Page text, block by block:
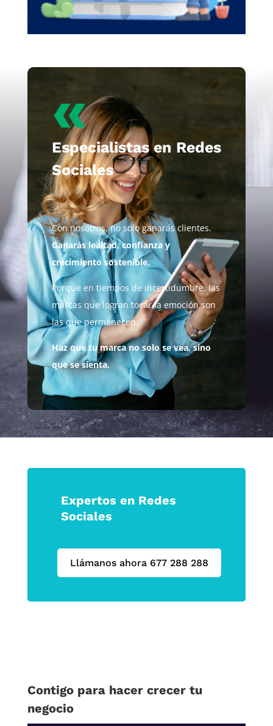
«
Especialistas en Redes
Sociales
Con nosotros, no solo ganarás clientes.
Ganarás lealtad, confianza y
crecimiento sostenible.
Porque en tiempos de incertidumbre, las
marcas que logran tocar la emoción son
las que permanecen.
Haz que tu marca no solo se vea, sino
que se sienta.
Expertos en Redes
Sociales
Llámanos ahora 677 288 288
Contigo para hacer crecer tu
negocio